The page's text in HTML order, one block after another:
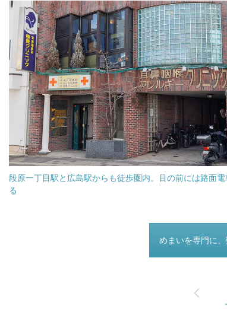
段原一丁目駅と広島駅からも徒歩圏内。目の前には路面電
る
めまいを専門に